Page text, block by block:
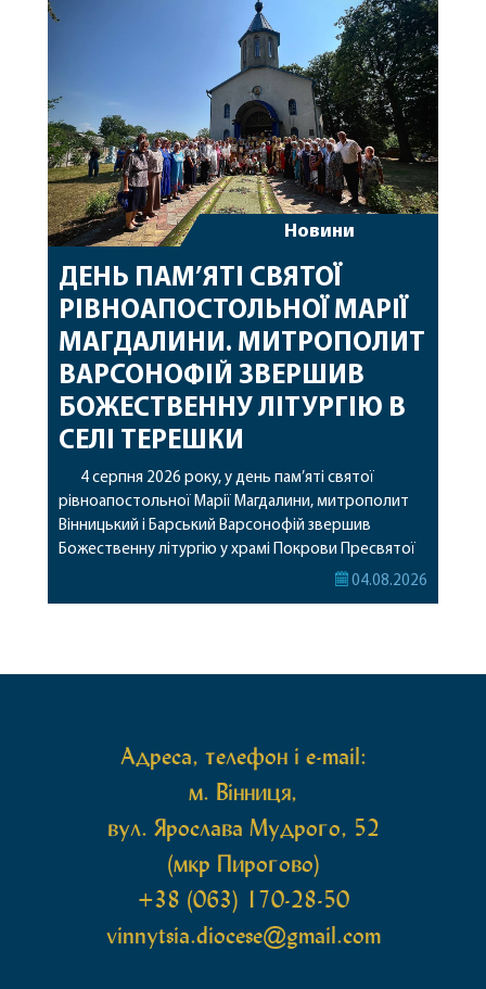
особливі молитви за мир в Україні, за воїнів, які
Новини
ДЕНЬ ПАМ’ЯТІ СВЯТОЇ
РІВНОАПОСТОЛЬНОЇ МАРІЇ
МАГДАЛИНИ. МИТРОПОЛИТ
ВАРСОНОФІЙ ЗВЕРШИВ
БОЖЕСТВЕННУ ЛІТУРГІЮ В
СЕЛІ ТЕРЕШКИ
4 серпня 2026 року, у день пам’яті святої
рівноапостольної Марії Магдалини, митрополит
Вінницький і Барський Варсонофій звершив
Божественну літургію у храмі Покрови Пресвятої
Богородиці села Терешки Барського благочиння.
04.08.2026
Адреса, телефон і e-mail:
м. Вінниця,
вул. Ярослава Мудрого, 52
(мкр Пирогово)
+38 (063) 170-28-50
vinnytsia.diocese@gmail.com